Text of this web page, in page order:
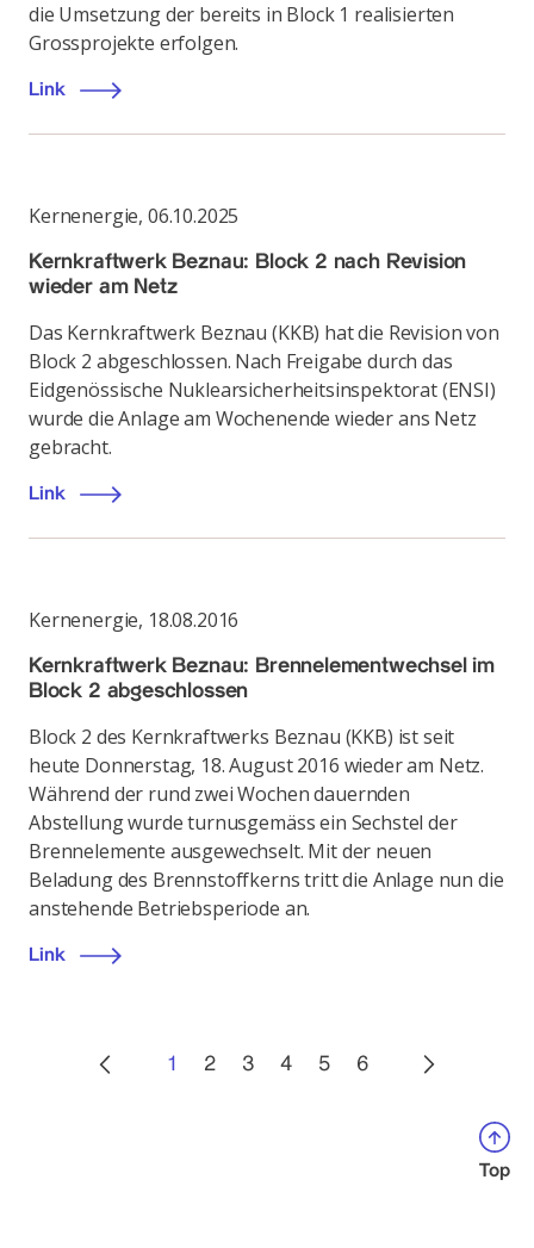
die Umsetzung der bereits in Block 1 realisierten
Grossprojekte erfolgen.
Link
Kernenergie, 06.10.2025
Kernkraftwerk Beznau: Block 2 nach Revision
wieder am Netz
Das Kernkraftwerk Beznau (KKB) hat die Revision von
Block 2 abgeschlossen. Nach Freigabe durch das
Eidgenössische Nuklearsicherheitsinspektorat (ENSI)
wurde die Anlage am Wochenende wieder ans Netz
gebracht.
Link
Kernenergie, 18.08.2016
Kernkraftwerk Beznau: Brennelementwechsel im
Block 2 abgeschlossen
Block 2 des Kernkraftwerks Beznau (KKB) ist seit
heute Donnerstag, 18. August 2016 wieder am Netz.
Während der rund zwei Wochen dauernden
Abstellung wurde turnusgemäss ein Sechstel der
Brennelemente ausgewechselt. Mit der neuen
Beladung des Brennstoffkerns tritt die Anlage nun die
anstehende Betriebsperiode an.
Link
1 2 3 4 5 6
Top